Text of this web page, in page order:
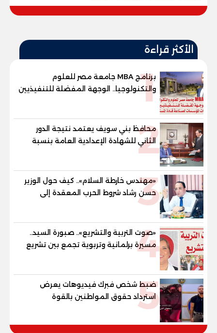
الأكثر قراءة
1
برنامج MBA جامعة مصر للعلوم
والتكنولوجيا.. الوجهة المفضلة للتنفيذيين
وقيادات المؤسسات لصناعة قادة
2
محافظ بني سويف يعتمد نتيجة الدور
الثاني للشهادة الإعدادية العامة بنسبة
والنور للمكفوفين
3
«مهندس خارطة السلام».. كيف حول الوزير
حسن رشاد شروط الحرب المعقدة إلى
"خارطة طريق" للانسحاب والإعمار؟
4
«صوت التربية والتشريع».. صبورة السيد..
مسيرة برلمانية وتربوية تجمع بين تشريع
القوانين وصناعة الأجيال لبناء الإنسان
5
ضبط شخص فبرك فيديوهات يعرض
استرداد حقوق المواطنين بالقوة